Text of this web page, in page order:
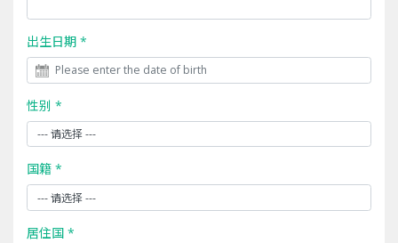
出生日期 *
性别 *
国籍 *
居住国 *